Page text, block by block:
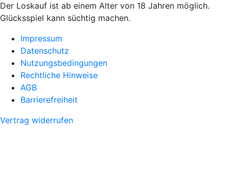
Der Loskauf ist ab einem Alter von 18 Jahren möglich.
Glücksspiel kann süchtig machen.
Impressum
Datenschutz
Nutzungsbedingungen
Rechtliche Hinweise
AGB
Barrierefreiheit
Vertrag widerrufen